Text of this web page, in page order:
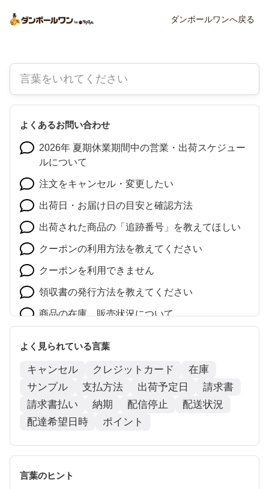
ダンボールワンへ戻る
よくあるお問い合わせ
2026年 夏期休業期間中の営業・出荷スケジュー
ルについて
注文をキャンセル・変更したい
出荷日・お届け日の目安と確認方法
出荷された商品の「追跡番号」を教えてほしい
クーポンの利用方法を教えてください
クーポンを利用できません
領収書の発行方法を教えてください
商品の在庫、販売状況について
よく見られている言葉
キャンセル クレジットカード
在庫
サンプル
支払方法 出荷予定日
請求書
請求書払い
納期 配信停止
配送状況
配達希望日時
ポイント
言葉のヒント